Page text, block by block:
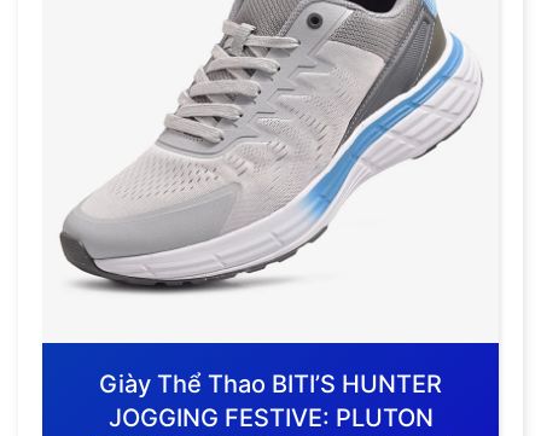
Giày Thể Thao BITI’S HUNTER
JOGGING FESTIVE: PLUTON